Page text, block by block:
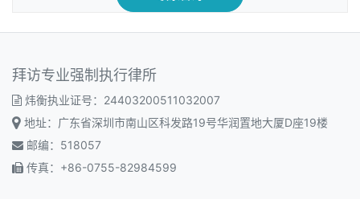
拜访专业强制执行律所
炜衡执业证号：24403200511032007
地址：广东省深圳市南山区科发路19号华润置地大厦D座19楼
邮编：518057
传真：+86-0755-82984599